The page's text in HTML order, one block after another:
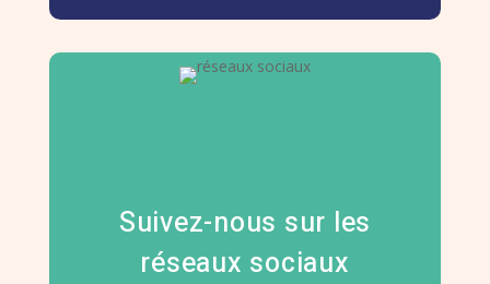
Suivez-nous sur les
réseaux sociaux